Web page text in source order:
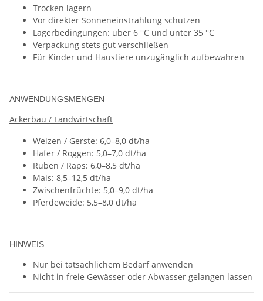
Trocken lagern
Vor direkter Sonneneinstrahlung schützen
Lagerbedingungen: über 6 °C und unter 35 °C
Verpackung stets gut verschließen
Für Kinder und Haustiere unzugänglich aufbewahren
ANWENDUNGSMENGEN
Ackerbau / Landwirtschaft
Weizen / Gerste: 6,0–8,0 dt/ha
Hafer / Roggen: 5,0–7,0 dt/ha
Rüben / Raps: 6,0–8,5 dt/ha
Mais: 8,5–12,5 dt/ha
Zwischenfrüchte: 5,0–9,0 dt/ha
Pferdeweide: 5,5–8,0 dt/ha
HINWEIS
Nur bei tatsächlichem Bedarf anwenden
Nicht in freie Gewässer oder Abwasser gelangen lassen